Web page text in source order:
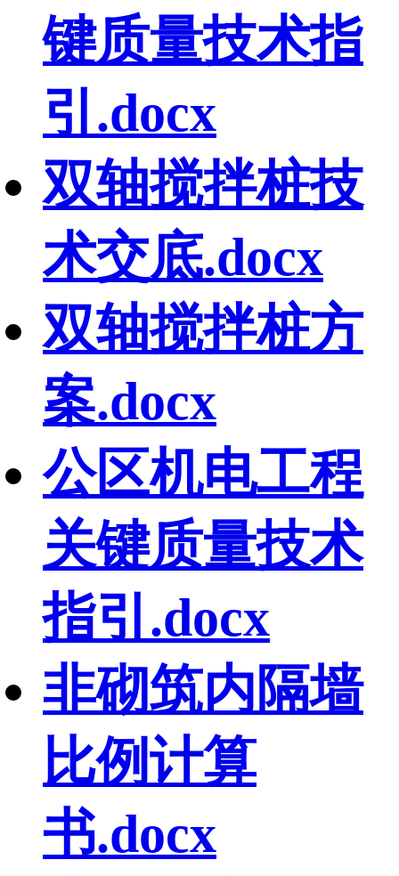
键质量技术指
引.docx
双轴搅拌桩技
术交底.docx
双轴搅拌桩方
案.docx
公区机电工程
关键质量技术
指引.docx
非砌筑内隔墙
比例计算
书.docx